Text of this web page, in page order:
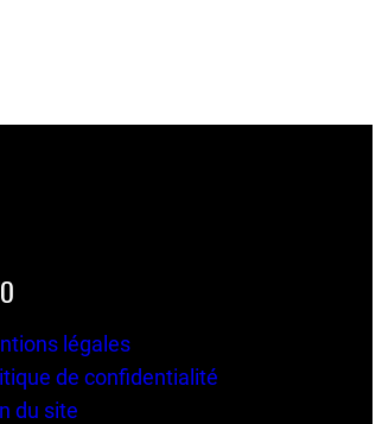
légales
de confidentialité
du site